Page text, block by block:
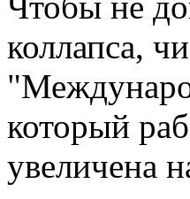
коллапса,
который
увеличена